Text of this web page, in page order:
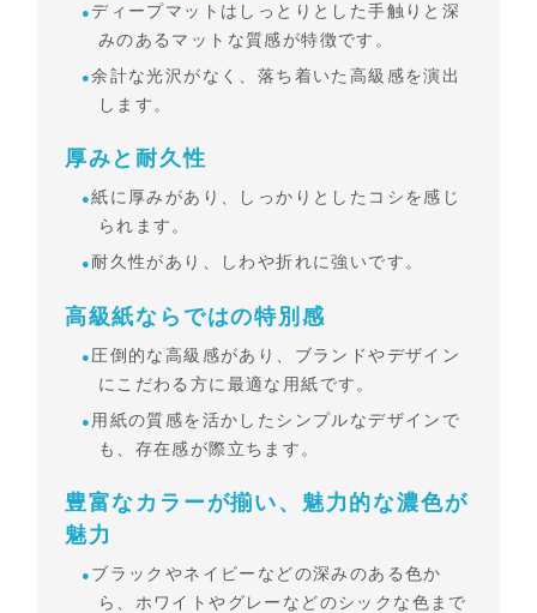
ディープマットはしっとりとした手触りと深
みのあるマットな質感が特徴です。
余計な光沢がなく、落ち着いた高級感を演出
します。
厚みと耐久性
紙に厚みがあり、しっかりとしたコシを感じ
られます。
耐久性があり、しわや折れに強いです。
高級紙ならではの特別感
圧倒的な高級感があり、ブランドやデザイン
にこだわる方に最適な用紙です。
用紙の質感を活かしたシンプルなデザインで
も、存在感が際立ちます。
豊富なカラーが揃い、魅力的な濃色が
魅力
ブラックやネイビーなどの深みのある色か
ら、ホワイトやグレーなどのシックな色まで